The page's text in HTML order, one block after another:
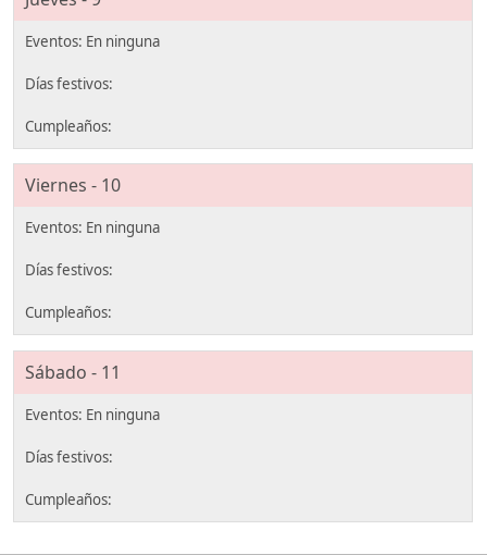
Viernes - 10
Sábado - 11